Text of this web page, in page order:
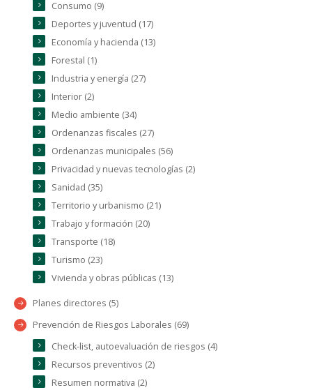
Consumo (9)
Deportes y juventud (17)
Economía y hacienda (13)
Forestal (1)
Industria y energía (27)
Interior (2)
Medio ambiente (34)
Ordenanzas fiscales (27)
Ordenanzas municipales (56)
Privacidad y nuevas tecnologías (2)
Sanidad (35)
Territorio y urbanismo (21)
Trabajo y formación (20)
Transporte (18)
Turismo (23)
Vivienda y obras públicas (13)
Planes directores (5)
Prevención de Riesgos Laborales (69)
Check-list, autoevaluación de riesgos (4)
Recursos preventivos (2)
Resumen normativa (2)